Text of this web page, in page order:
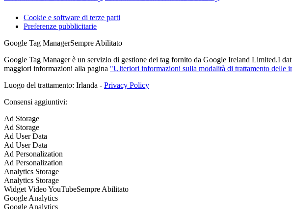
Cookie e software di terze parti
Preferenze pubblicitarie
Google Tag ManagerSempre Abilitato
Google Tag Manager è un servizio di gestione dei tag fornito da Google Ireland Limited.I
maggiori informazioni alla pagina "Ulteriori informazioni sulla modalità di trattamento delle
Luogo del trattamento: Irlanda - Privacy Policy
Consensi aggiuntivi:
Ad Storage
Ad Storage
Ad User Data
Ad User Data
Ad Personalization
Ad Personalization
Analytics Storage
Analytics Storage
Widget Video YouTubeSempre Abilitato
Google Analytics
Google Analytics